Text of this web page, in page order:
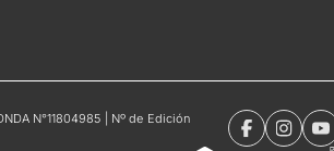
N°11804985 | Nº de Edición